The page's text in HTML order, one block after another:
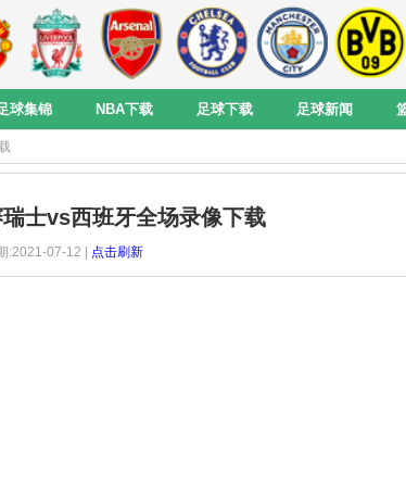
球集锦 NBA下载 足球下载 足球新闻
士vs西班牙全场录像下载
:2021-07-12 | 点击刷新